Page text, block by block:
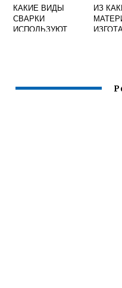
КАКИЕ ВИДЫ
СВАРКИ
ИСПОЛЬЗУЮТ
ИЗ